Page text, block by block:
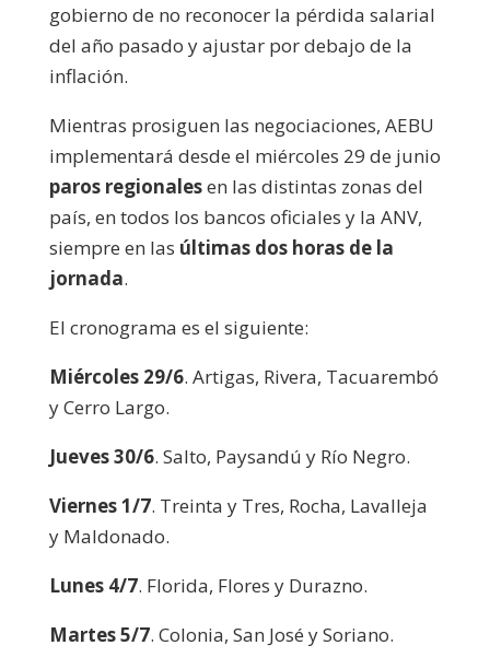
gobierno de no reconocer la pérdida salarial
del año pasado y ajustar por debajo de la
inflación.
Mientras prosiguen las negociaciones, AEBU
implementará desde el miércoles 29 de junio
paros regionalesen las distintas zonas del
país, en todos los bancos oficiales y la ANV,
siempre en las últimas dos horas de la
jornada.
El cronograma es el siguiente:
Miércoles 29/6. Artigas, Rivera, Tacuarembó
y Cerro Largo.
Jueves 30/6. Salto, Paysandú y Río Negro.
Viernes 1/7. Treinta y Tres, Rocha, Lavalleja
y Maldonado.
Lunes 4/7. Florida, Flores y Durazno.
Martes 5/7. Colonia, San José y Soriano.